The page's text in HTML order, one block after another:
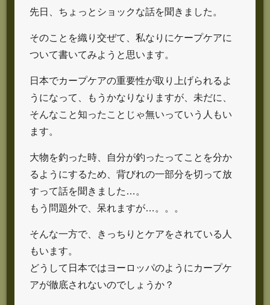
先日、ちょっとショックな話を聞きました。
そのことを織り交ぜて、私なりにケープケアに
ついて書いてみようと思います。
日本でカープケアの重要性が取り上げられるよ
うになって、もうかなりなりますが、未だに、
そんなこと知ったことじゃ無いっていう人もい
ます。
大物を釣った時、自分が釣ったってことを分か
るようにするため、背びれの一部分を切って放
すって話を聞きました…。
もう問題外で、呆れますが…。。。
そんな一方で、きっちりとケアをされている人
もいます。
どうして日本ではヨーロッパのようにカープケ
アが徹底されないのでしょうか？